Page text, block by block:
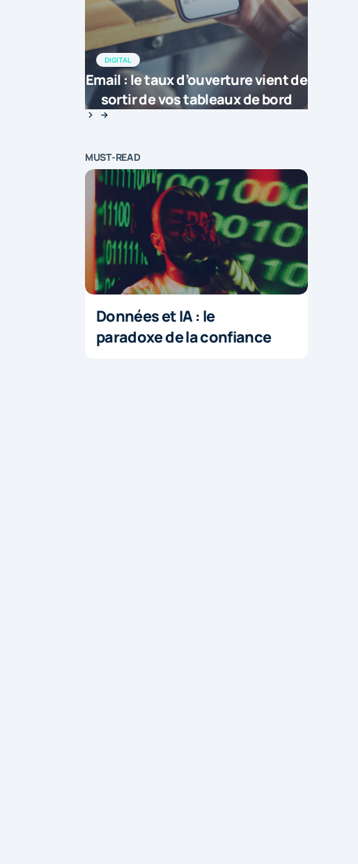
DIGITAL
Email : le taux d’ouverture vient de
sortir de vos tableaux de bord
MUST-READ
Données et IA : le
paradoxe de la confiance